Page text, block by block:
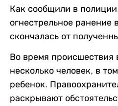
Как сообщили в
огнестрельное ранение
скончалась от
Во время происшествия
несколько человек, в
ребенок.
раскрывают